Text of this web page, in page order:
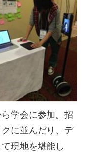
学会に参加。招
に並んだり、デ
現地を堪能し